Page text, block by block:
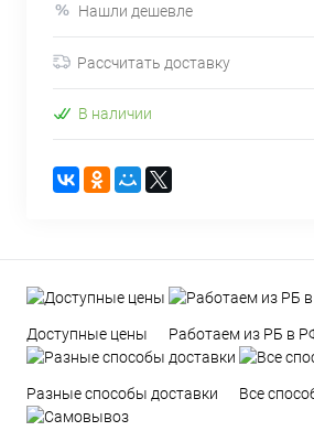
Нашли дешевле
Рассчитать доставку
В наличии
Доступные цены Работаем из РБ в
Разные способы доставки Все